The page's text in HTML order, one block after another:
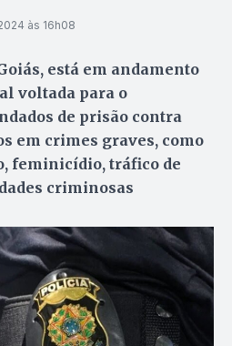
às 16h08
está em andamento
voltada para o
de prisão contra
em crimes graves, como
feminicídio, tráfico de
criminosas